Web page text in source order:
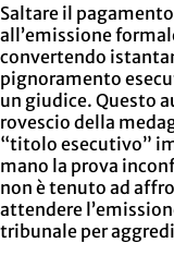
Saltare il
all’emissione
convertendo
pignoramento
un giudice. Questo
rovescio della
“titolo esecutivo”
mano la prova
non è tenuto ad
attendere
tribunale per